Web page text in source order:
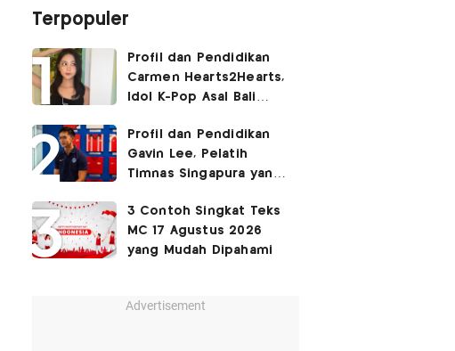
Terpopuler
Profil dan Pendidikan
Carmen Hearts2Hearts,
Idol K-Pop Asal Bali
Entertainment
Profil dan Pendidikan
Gavin Lee, Pelatih
Timnas Singapura yang
2026
3 Contoh Singkat Teks
MC 17 Agustus 2026
yang Mudah Dipahami
Advertisement